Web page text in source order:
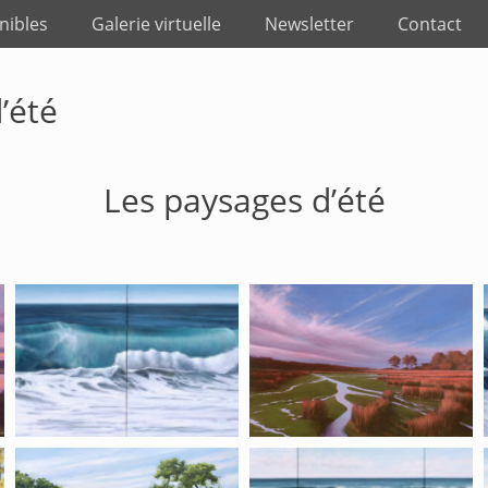
Galerie virtuelle Newsletter Contact
Les paysages d’été